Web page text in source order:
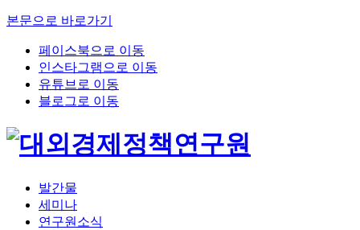
본문으로 바로가기
페이스북으로 이동
인스타그램으로 이동
유튜브로 이동
블로그로 이동
발간물
세미나
연구원소식